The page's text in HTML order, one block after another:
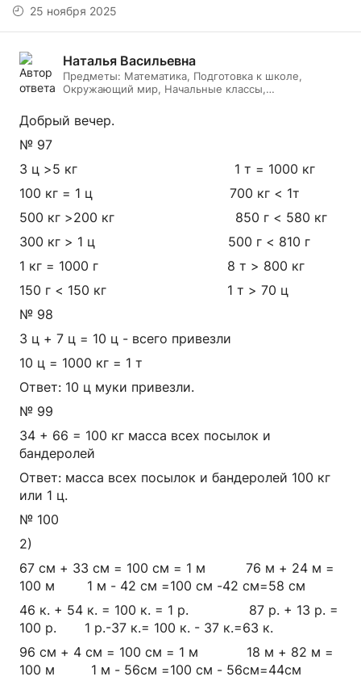
25 ноября 2025
Наталья Васильевна
Предметы: Математика, Подготовка к школе,
Окружающий мир, Начальные классы,
Добрый вечер.
№ 97
3 ц >5 кг 1 т = 1000 кг
100 кг = 1 ц 700 кг < 1т
500 кг >200 кг 850 г < 580 кг
300 кг > 1 ц 500 г < 810 г
1 кг = 1000 г 8 т > 800 кг
150 г < 150 кг 1 т > 70 ц
№ 98
3 ц + 7 ц = 10 ц - всего привезли
10 ц = 1000 кг = 1 т
Ответ: 10 ц муки привезли.
№ 99
34 + 66 = 100 кг масса всех посылок и
бандеролей
Ответ: масса всех посылок и бандеролей 100 кг
или 1 ц.
№ 100
2)
67 см + 33 см = 100 см = 1 м 76 м + 24 м =
100 м 1 м - 42 см =100 см -42 см=58 см
46 к. + 54 к. = 100 к. = 1 р. 87 р. + 13 р. =
100 р. 1 р.-37 к.= 100 к. - 37 к.=63 к.
96 см + 4 см = 100 см = 1 м 18 м + 82 м =
100 м 1 м - 56см =100 см - 56см=44см